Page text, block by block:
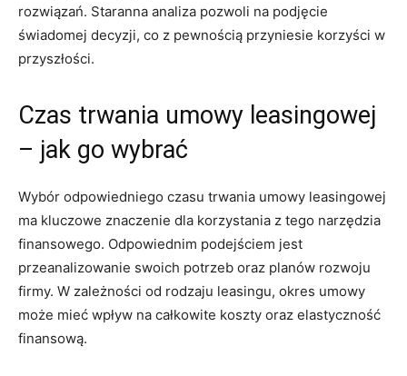
rozwiązań. Staranna analiza pozwoli na podjęcie
świadomej decyzji, co z pewnością przyniesie korzyści w
przyszłości.
Czas trwania umowy leasingowej
– jak go wybrać
Wybór odpowiedniego czasu trwania umowy leasingowej
ma kluczowe znaczenie dla korzystania z tego narzędzia
finansowego. Odpowiednim podejściem jest
przeanalizowanie swoich potrzeb oraz planów rozwoju
firmy. W zależności od rodzaju leasingu, okres umowy
może mieć wpływ na całkowite koszty oraz elastyczność
finansową.